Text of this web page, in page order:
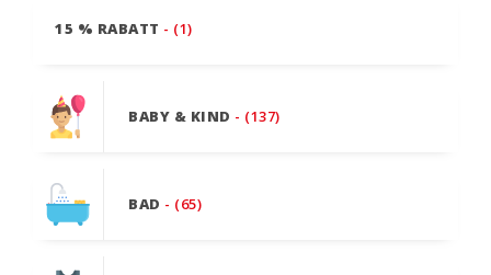
15 % RABATT - (1)
BABY & KIND - (137)
BAD - (65)